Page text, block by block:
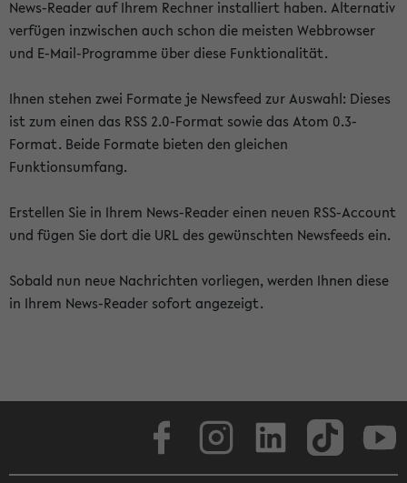
News-Reader auf Ihrem Rechner installiert haben. Alternativ
verfügen inzwischen auch schon die meisten Webbrowser
und E-Mail-Programme über diese Funktionalität.
Ihnen stehen zwei Formate je Newsfeed zur Auswahl: Dieses
ist zum einen das RSS 2.0-Format sowie das Atom 0.3-
Format. Beide Formate bieten den gleichen
Funktionsumfang.
Erstellen Sie in Ihrem News-Reader einen neuen RSS-Account
und fügen Sie dort die URL des gewünschten Newsfeeds ein.
Sobald nun neue Nachrichten vorliegen, werden Ihnen diese
in Ihrem News-Reader sofort angezeigt.